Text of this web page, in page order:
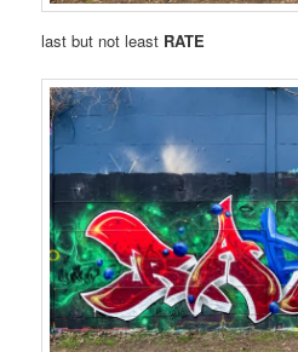
last but not least RATE